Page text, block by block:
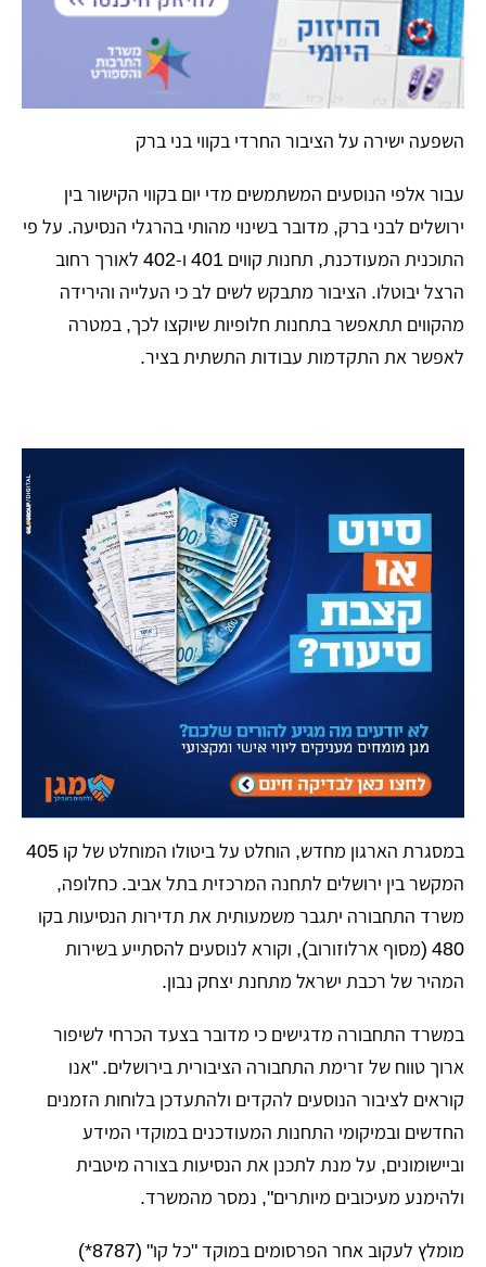
​השפעה ישירה על הציבור החרדי בקווי בני ברק
​עבור אלפי הנוסעים המשתמשים מדי יום בקווי הקישור בין
ירושלים לבני ברק, מדובר בשינוי מהותי בהרגלי הנסיעה. על פי
התוכנית המעודכנת, תחנות קווים 401 ו-402 לאורך רחוב
הרצל יבוטלו. הציבור מתבקש לשים לב כי העלייה והירידה
מהקווים תתאפשר בתחנות חלופיות שיוקצו לכך, במטרה
לאפשר את התקדמות עבודות התשתית בציר.
​במסגרת הארגון מחדש, הוחלט על ביטולו המוחלט של קו 405
המקשר בין ירושלים לתחנה המרכזית בתל אביב. כחלופה,
משרד התחבורה יתגבר משמעותית את תדירות הנסיעות בקו
480 (מסוף ארלוזורוב), וקורא לנוסעים להסתייע בשירות
המהיר של רכבת ישראל מתחנת יצחק נבון.
​במשרד התחבורה מדגישים כי מדובר בצעד הכרחי לשיפור
ארוך טווח של זרימת התחבורה הציבורית בירושלים. "אנו
קוראים לציבור הנוסעים להקדים ולהתעדכן בלוחות הזמנים
החדשים ובמיקומי התחנות המעודכנים במוקדי המידע
וביישומונים, על מנת לתכנן את הנסיעות בצורה מיטבית
ולהימנע מעיכובים מיותרים", נמסר מהמשרד.
​מומלץ לעקוב אחר הפרסומים במוקד "כל קו" (8787*)